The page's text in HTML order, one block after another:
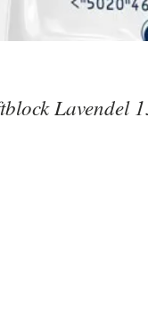
Lavendel